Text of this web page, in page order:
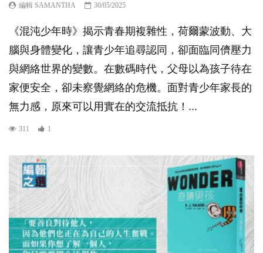
編輯 SAMANTHA 30/05/2025
《混沌少年時》揭示青春期複雜性，荷爾蒙波動、大
腦與身體變化，讓青少年追尋認同，卻面臨同儕壓力
與網絡世界的變數。在數碼時代，父母以為孩子待在
家便安全，卻未察覺網絡的危機。面對青少年家長的
無力感，原來可以用實在的交流抵抗！...
311 1